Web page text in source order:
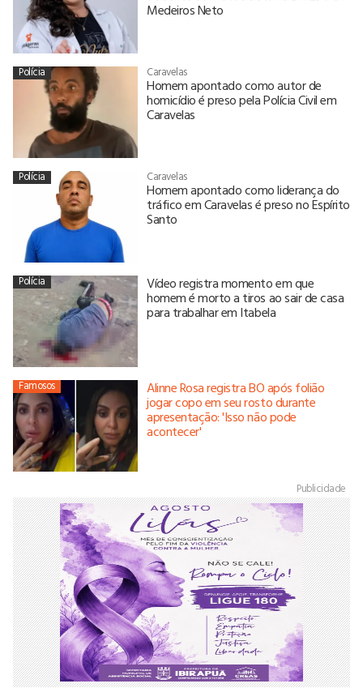
Medeiros Neto
Polícia Caravelas
Homem apontado como autor de
homicídio é preso pela Polícia Civil em
Caravelas
Polícia Caravelas
Homem apontado como liderança do
tráfico em Caravelas é preso no Espírito
Santo
Polícia Vídeo registra momento em que
homem é morto a tiros ao sair de casa
para trabalhar em Itabela
Famosos Alinne Rosa registra BO após folião
jogar copo em seu rosto durante
apresentação: 'Isso não pode
acontecer'
Publicidade